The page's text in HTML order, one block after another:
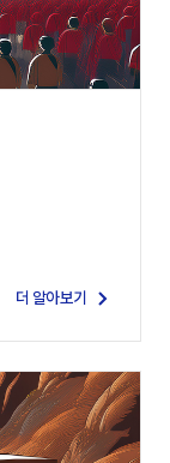
더 알아보기